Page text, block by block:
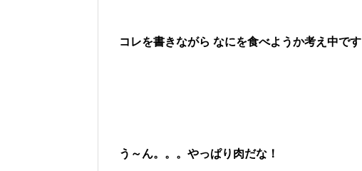
コレを書きながら なにを食べようか考え中です
う～ん。。。やっぱり肉だな！